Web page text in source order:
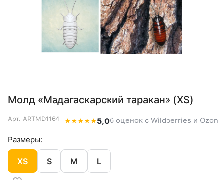
Молд «Мадагаскарский таракан» (XS)
Арт. ARTMD1164 ★★★★★5,06 оценок с Wildberries и Ozon
Размеры:
XS S M L